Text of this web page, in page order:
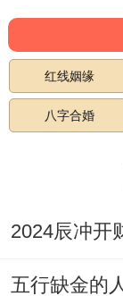
阳历日期|
参考
其实吧，
2026年9月3
易等| 冲狗
2026年9月
红线姻缘
八字合婚